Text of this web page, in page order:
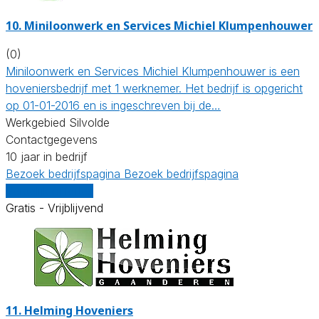
10. Miniloonwerk en Services Michiel Klumpenhouwer
(0)
Miniloonwerk en Services Michiel Klumpenhouwer is een
hoveniersbedrijf met 1 werknemer. Het bedrijf is opgericht
op 01-01-2016 en is ingeschreven bij de…
Werkgebied Silvolde
Contactgegevens
10 jaar in bedrijf
Bezoek bedrijfspagina Bezoek bedrijfspagina
Gratis - Vrijblijvend
11. Helming Hoveniers